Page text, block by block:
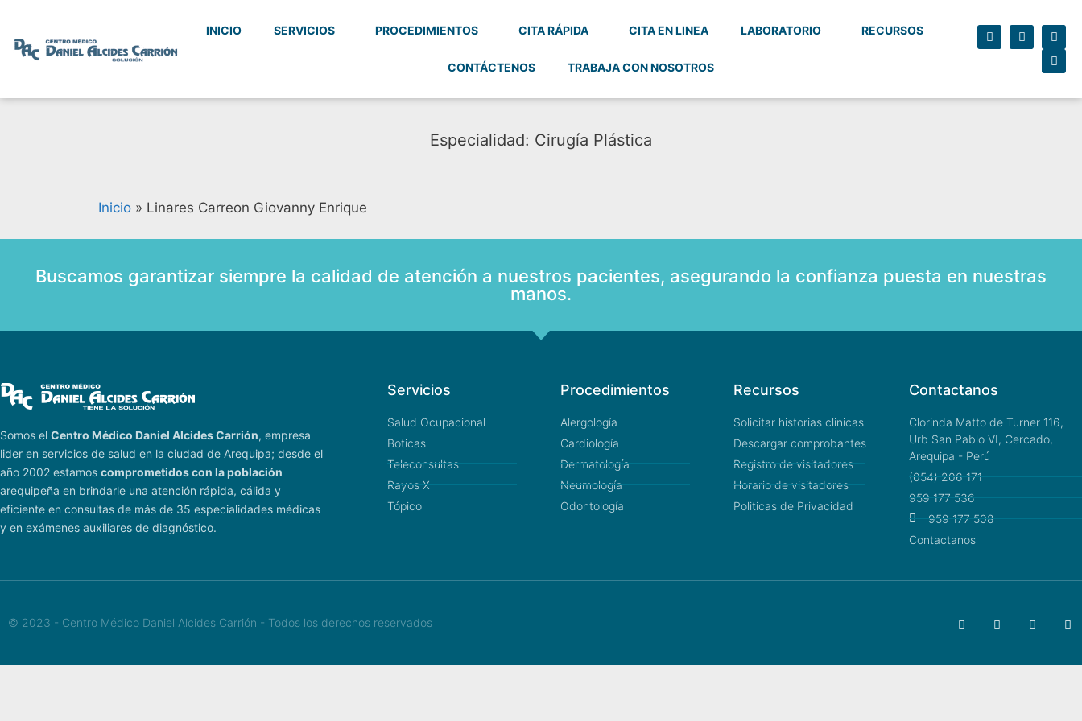
INICIO SERVICIOS PROCEDIMIENTOS CITA RÁPIDA CITA EN LINEA LABORATORIO RECURSOS
CONTÁCTENOS TRABAJA CON NOSOTROS
Especialidad: Cirugía Plástica
Inicio » Linares Carreon Giovanny Enrique
Buscamos garantizar siempre la calidad de atención a nuestros pacientes, asegurando la confianza puesta en nuestras
manos.
Somos el Centro Médico Daniel Alcides Carrión, empresa
lider en servicios de salud en la ciudad de Arequipa; desde el
año 2002 estamos comprometidos con la población
arequipeña en brindarle una atención rápida, cálida y
eficiente en consultas de más de 35 especialidades médicas
y en exámenes auxiliares de diagnóstico.
Servicios
Salud Ocupacional
Boticas
Teleconsultas
Rayos X
Tópico
Procedimientos
Alergología
Cardiología
Dermatología
Neumología
Odontología
Recursos
Solicitar historias clinicas
Descargar comprobantes
Registro de visitadores
Horario de visitadores
Politicas de Privacidad
Contactanos
Clorinda Matto de Turner 116,
Urb San Pablo VI, Cercado,
Arequipa - Perú
(054) 206 171
959 177 536
959 177 508
Contactanos
© 2023 - Centro Médico Daniel Alcides Carrión - Todos los derechos reservados